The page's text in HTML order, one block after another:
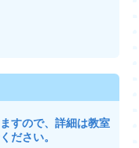
すので、詳細は教室
ださい。